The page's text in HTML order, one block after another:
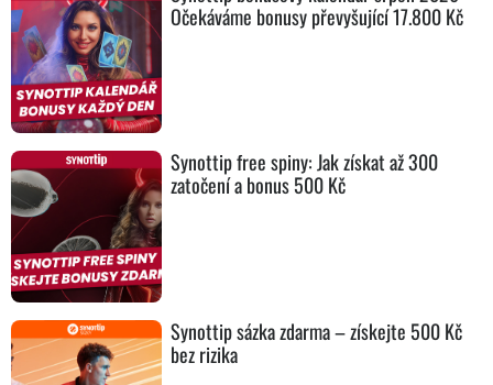
Očekáváme bonusy převyšující 17.800 Kč
Synottip free spiny: Jak získat až 300
zatočení a bonus 500 Kč
Synottip sázka zdarma – získejte 500 Kč
bez rizika